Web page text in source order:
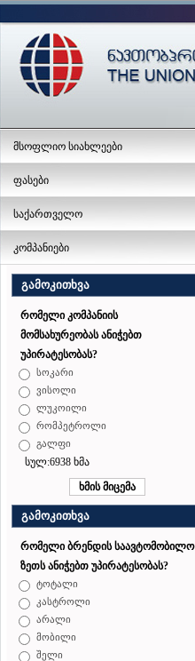
მსოფლიო სიახლეები
ფასები
საქართველო
კომპანიები
გამოკითხვა
რომელი კომპანიის
მომსახურეობას ანიჭებთ
უპირატესობას?
სოკარი
ვისოლი
ლუკოილი
რომპეტროლი
გალფი
სულ:6938 ხმა
გამოკითხვა
რომელი ბრენდის საავტომობილო
ზეთს ანიჭებთ უპირატესობას?
ტოტალი
კასტროლი
არალი
მობილი
შელი